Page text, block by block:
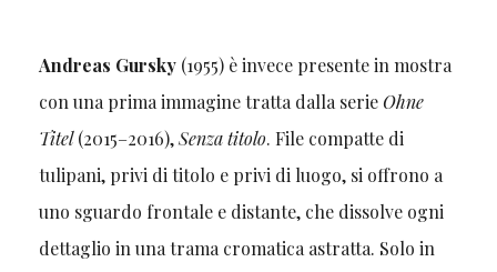
Andreas Gursky(1955) è invece presente in mostra
con una prima immagine tratta dalla serie Ohne
Titel(2015–2016),Senza titolo. File compatte di
tulipani, privi di titolo e privi di luogo, si offrono a
uno sguardo frontale e distante, che dissolve ogni
dettaglio in una trama cromatica astratta. Solo in